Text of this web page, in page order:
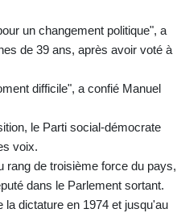
un changement politique", a
de 39 ans, après avoir voté à
difficile", a confié Manuel
le Parti social-démocrate
voix.
rang de troisième force du pays,
dans le Parlement sortant.
la dictature en 1974 et jusqu'au